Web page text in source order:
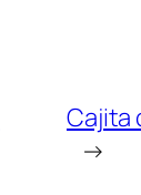
Cajita
→